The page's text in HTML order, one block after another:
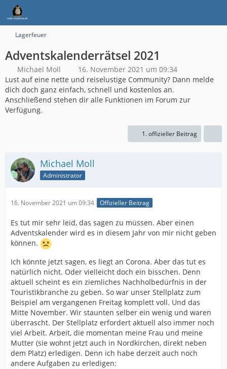
Lagerfeuer
Adventskalenderrätsel 2021
Michael Moll
16. November 2021 um 09:34
Lust auf eine nette und reiselustige Community? Dann melde
dich doch ganz einfach, schnell und kostenlos an.
Anschließend stehen dir alle Funktionen im Forum zur
Verfügung.
1. offizieller Beitrag
Michael Moll
Administrator
16. November 2021 um 09:34 Offizieller Beitrag
Es tut mir sehr leid, das sagen zu müssen. Aber einen
Adventskalender wird es in diesem Jahr von mir nicht geben
können.
Ich könnte jetzt sagen, es liegt an Corona. Aber das tut es
natürlich nicht. Oder vielleicht doch ein bisschen. Denn
aktuell scheint es ein ziemliches Nachholbedürfnis in der
Touristikbranche zu geben. So war unser Stellplatz zum
Beispiel am vergangenen Freitag komplett voll. Und das
Mitte November. Wir staunten selber ein wenig und waren
überrascht. Der Stellplatz erfordert aktuell also immer noch
viel Arbeit. Arbeit, die momentan meine Frau und meine
Mutter (sie wohnt jetzt auch in Nordkirchen, direkt neben
dem Platz) erledigen. Denn ich habe derzeit auch noch
andere Aufgaben zu erledigen: